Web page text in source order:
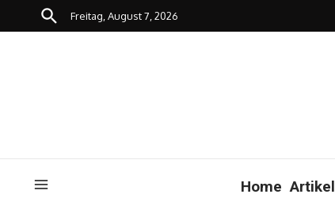
Zum Inhalt springen
Freitag, August 7, 2026
Home Artikel